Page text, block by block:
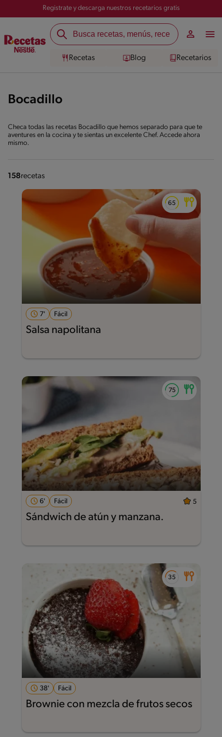
Registrate y descarga nuestros recetarios gratis
Recetas Blog Recetarios
Bocadillo
Checa todas las recetas Bocadillo que hemos separado para que te
aventures en la cocina y te sientas un excelente Chef. Accede ahora
mismo.
158recetas
7' Fácil
Salsa napolitana
6' Fácil 5
Sándwich de atún y manzana.
38' Fácil
Brownie con mezcla de frutos secos